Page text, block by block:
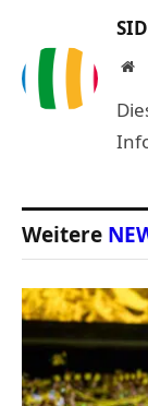
Weitere